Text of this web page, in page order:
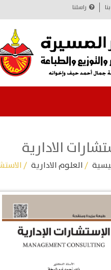
راسلنا
الادارية
/العلوم الادارية /